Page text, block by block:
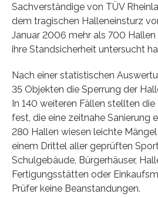
Sachverständige von TÜV
dem tragischen Halleneinsturz
Januar 2006 mehr als 700
ihre Standsicherheit untersucht
Nach einer statistischen
35 Objekten die Sperrung der
In 140 weiteren Fällen stellten
fest, die eine zeitnahe Sanierung
280 Hallen wiesen leichte
einem Drittel aller geprüften
Schulgebäude, Bürgerhäuser,
Fertigungsstätten oder
Prüfer keine Beanstandungen.